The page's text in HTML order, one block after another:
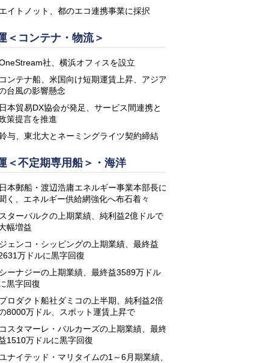
エイトノット、都のエコ連携事業に採択
＜コンテナ・物流＞
社、横浜オフィスを設立
コンテナ船、米国向け短期運賃上昇、アジア
台風の影響懸念
日本貿易DX協会が発足、サービス間連携と
策提言を推進
与、東北大とネーミングライツ契約締結
＜不定期専用船＞・海洋
日本郵船・渡辺浩庸エネルギー事業本部長に
く、エネルギー供給網強化へ布石着々
スターバルクの上期業績、純利益2億ドルで
幅増益
ジェンコ・シッピングの上期業績、最終益
万ドルに黒字回復
シーナジーの上期業績、最終益3589万ドル
黒字回復
プロダクト船社ダミコの上半期、純利益2倍
8000万ドル、スポット運賃上昇で
コスタマーレ・バルカーズの上期業績、最終
1510万ドルに黒字回復
ナイテッド・マリタイムの1～6月期業績、